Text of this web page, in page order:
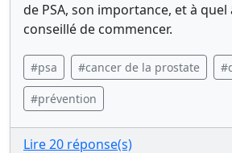
de PSA, son importance, et à quel
conseillé de commencer.
#psa #cancer de la prostate
#prévention
Lire 20 réponse(s)